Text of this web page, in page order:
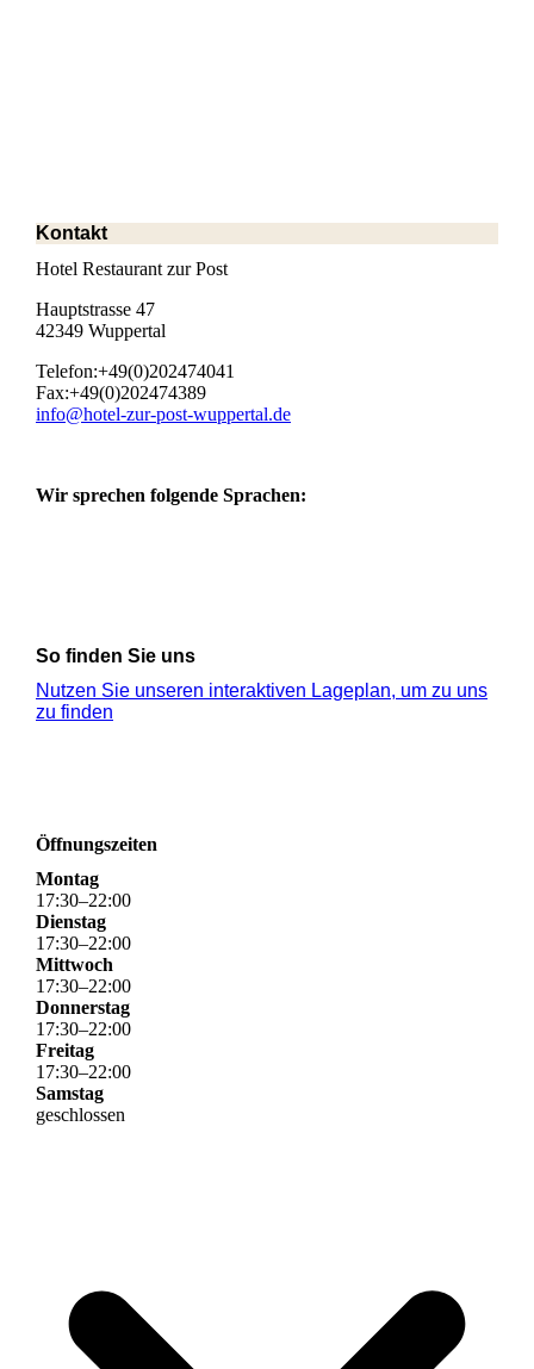
Kontakt
Hotel Restaurant zur Post
Hauptstrasse 47
42349 Wuppertal
Telefon:+49(0)202474041
Fax:+49(0)202474389
info@hotel-zur-post-wuppertal.de
Wir sprechen folgende Sprachen:
So finden Sie uns
Nutzen Sie unseren interaktiven La­ge­plan, um zu uns
zu finden
Öffnungszeiten
Montag
17:30–22:00
Dienstag
17:30–22:00
Mittwoch
17:30–22:00
Donnerstag
17:30–22:00
Freitag
17:30–22:00
Samstag
geschlossen